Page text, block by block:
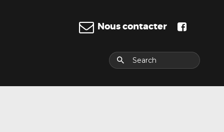
Nous contacter